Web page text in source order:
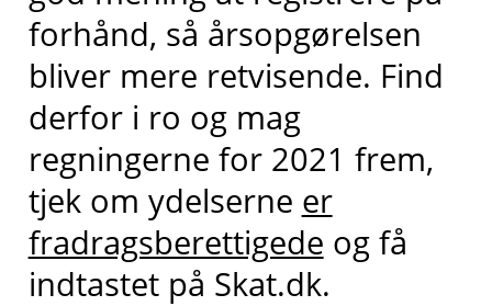
forhånd, så årsopgørelsen
bliver mere retvisende. Find
derfor i ro og mag
regningerne for 2021 frem,
tjek om ydelserne er
fradragsberettigede og få
indtastet på Skat.dk.